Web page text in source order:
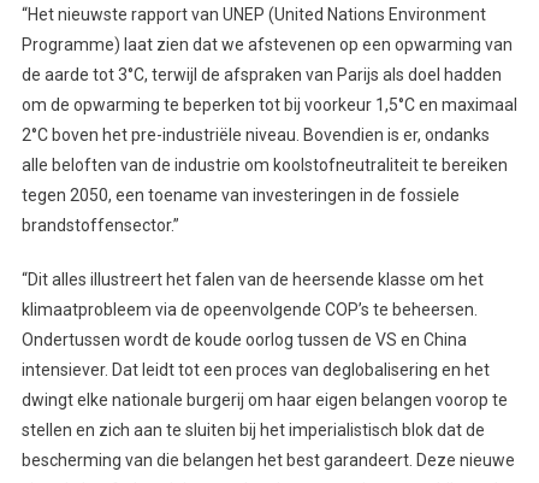
“Het nieuwste rapport van UNEP (United Nations Environment
Programme) laat zien dat we afstevenen op een opwarming van
de aarde tot 3°C, terwijl de afspraken van Parijs als doel hadden
om de opwarming te beperken tot bij voorkeur 1,5°C en maximaal
2°C boven het pre-industriële niveau. Bovendien is er, ondanks
alle beloften van de industrie om koolstofneutraliteit te bereiken
tegen 2050, een toename van investeringen in de fossiele
brandstoffensector.”
“Dit alles illustreert het falen van de heersende klasse om het
klimaatprobleem via de opeenvolgende COP’s te beheersen.
Ondertussen wordt de koude oorlog tussen de VS en China
intensiever. Dat leidt tot een proces van deglobalisering en het
dwingt elke nationale burgerij om haar eigen belangen voorop te
stellen en zich aan te sluiten bij het imperialistisch blok dat de
bescherming van die belangen het best garandeert. Deze nieuwe